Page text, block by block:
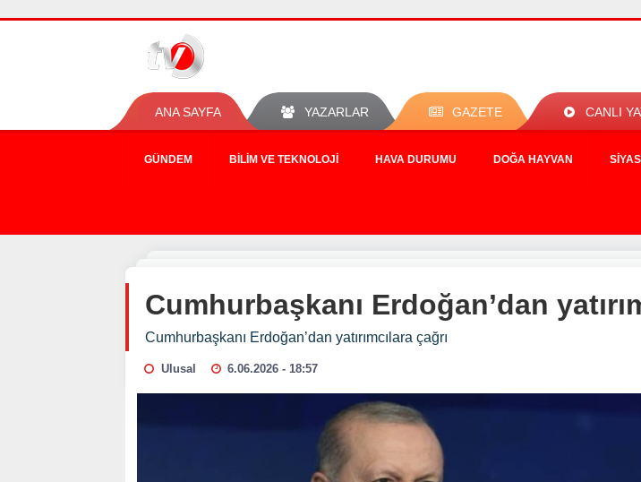
ANA SAYFA YAZARLAR GAZETE CANLI
GÜNDEM BILIM VE TEKNOLOJI HAVA DURUMU DOĞA HAYVAN
Cumhurbaşkanı Erdoğan’dan
Cumhurbaşkanı Erdoğan’dan yatırımcılara çağrı
Ulusal 6.06.2026 - 18:57